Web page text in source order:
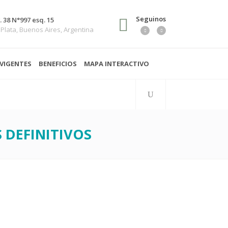
38 N°997 esq. 15
Plata, Buenos Aires, Argentina
Seguinos
BENEFICIOS MAPA INTERACTIVO
DEFINITIVOS